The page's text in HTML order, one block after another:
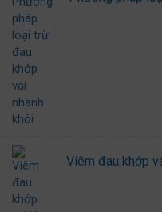
Viêm đau khớp